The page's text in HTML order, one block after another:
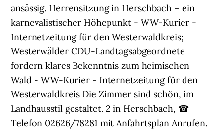
ansässig. Herrensitzung in Herschbach – ein
karnevalistischer Höhepunkt - WW-Kurier -
Internetzeitung für den Westerwaldkreis;
Westerwälder CDU-Landtagsabgeordnete
fordern klares Bekenntnis zum heimischen
Wald - WW-Kurier - Internetzeitung für den
Westerwaldkreis Die Zimmer sind schön, im
Landhausstil gestaltet. 2 in Herschbach, ☎
Telefon 02626/78281 mit Anfahrtsplan Anrufen.